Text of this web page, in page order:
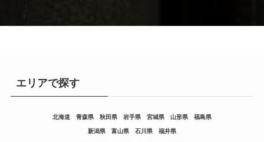
エリアで探す
北海道 青森県 秋田県 岩手県 宮城県 山形県 福島県
新潟県 富山県 石川県 福井県